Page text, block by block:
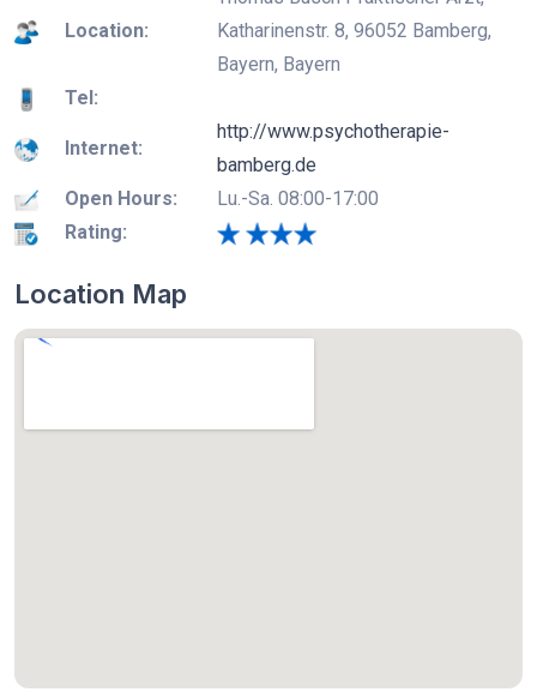
Location:
Katharinenstr. 8, 96052 Bamberg,
Bayern, Bayern
Tel:
Internet:
http://www.psychotherapie-
bamberg.de
Open Hours:
Lu.-Sa. 08:00-17:00
Rating:
Location Map